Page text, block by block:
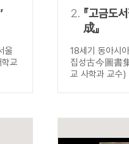
를 사용할 수 있습니다.
울
교
2. 『고금도
成』
18세기 동아시
집성古今圖書
교 사학과 교수)